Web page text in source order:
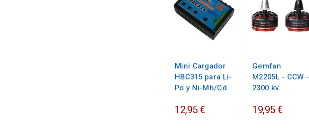
Mini Cargador
HBC315 para Li-
Po y Ni-Mh/Cd
12,95 €
Gemfan
M2205L - CCW -
2300 kv
19,95 €